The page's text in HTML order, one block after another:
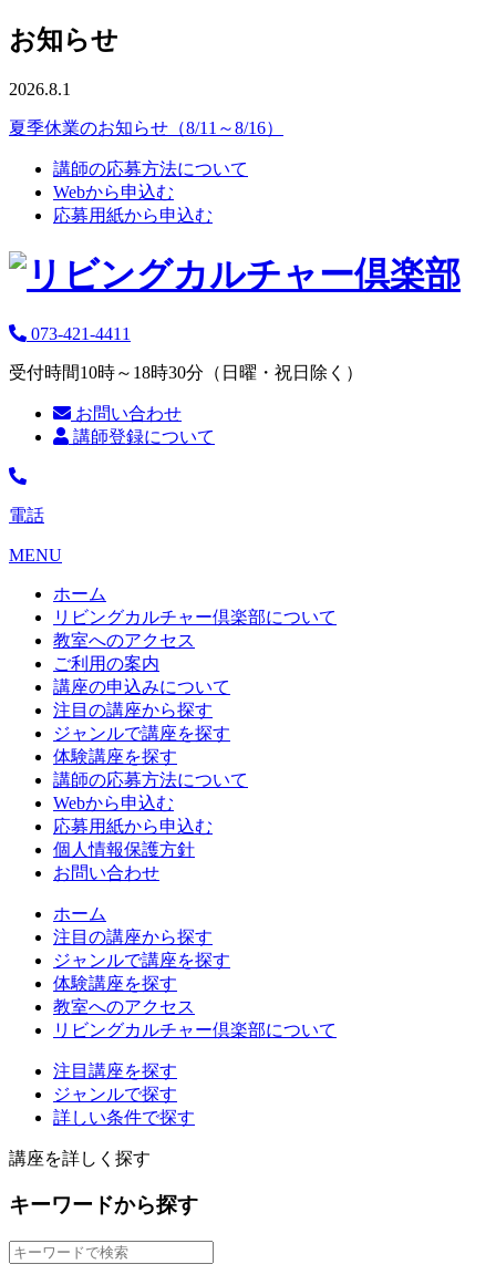
お知らせ
2026.8.1
夏季休業のお知らせ（8/11～8/16）
講師の応募方法について
Webから申込む
応募用紙から申込む
073-421-4411
受付時間10時～18時30分（日曜・祝日除く）
お問い合わせ
講師登録について
電話
MENU
ホーム
リビングカルチャー倶楽部について
教室へのアクセス
ご利用の案内
講座の申込みについて
注目の講座から探す
ジャンルで講座を探す
体験講座を探す
講師の応募方法について
Webから申込む
応募用紙から申込む
個人情報保護方針
お問い合わせ
ホーム
注目の講座から探す
ジャンルで講座を探す
体験講座を探す
教室へのアクセス
リビングカルチャー倶楽部について
注目講座を探す
ジャンルで探す
詳しい条件で探す
講座を詳しく探す
キーワードから探す